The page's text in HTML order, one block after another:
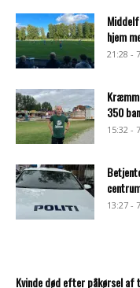
hjem
21:28 -
350
15:32 -
13:27 -
Kvinde død efter påkørsel af